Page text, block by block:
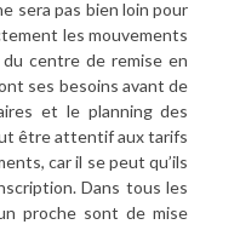
sera pas bien loin pour
les mouvements
centre de remise en
ses besoins avant de
et le planning des
être attentif aux tarifs
car il se peut qu’ils
Dans tous les
proche sont de mise